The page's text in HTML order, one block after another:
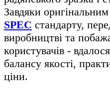
Завдяки
SPEC стандарту,
виробництві та
користувачів -
балансу якості,
ціни.